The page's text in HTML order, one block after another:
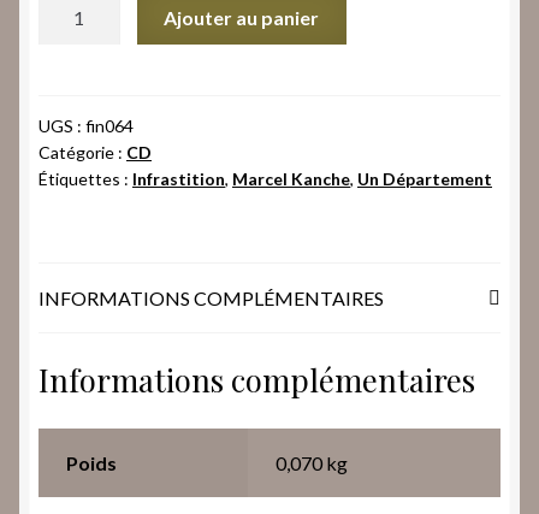
‎-
Aimer
L'Eunuque
Ajouter au panier
UGS : fin064
Catégorie : CD
Étiquettes : Infrastition, Marcel Kanche, Un Département
INFORMATIONS COMPLÉMENTAIRES
Informations complémentaires
Poids 0,070 kg